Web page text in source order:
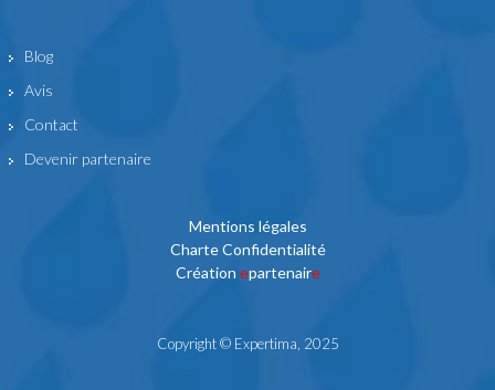
Blog
Avis
Contact
Devenir partenaire
Mentions légales
Charte Confidentialité
Création epartenaire
Copyright © Expertima, 2025